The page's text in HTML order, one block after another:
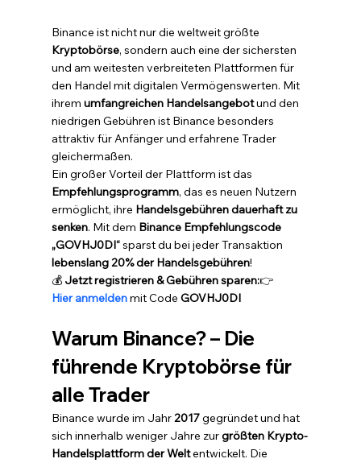
Binance ist nicht nur die weltweit größte
Kryptobörse, sondern auch eine der sichersten
und am weitesten verbreiteten Plattformen für
den Handel mit digitalen Vermögenswerten. Mit
ihrem umfangreichen Handelsangebot und den
niedrigen Gebühren ist Binance besonders
attraktiv für Anfänger und erfahrene Trader
gleichermaßen.
Ein großer Vorteil der Plattform ist das
Empfehlungsprogramm, das es neuen Nutzern
ermöglicht, ihre Handelsgebühren dauerhaft zu
senken. Mit dem Binance Empfehlungscode
„GOVHJ0DI“ sparst du bei jeder Transaktion
lebenslang 20% der Handelsgebühren!
💰 Jetzt registrieren & Gebühren sparen:👉
Hier anmelden mit Code GOVHJ0DI
Warum Binance? – Die
führende Kryptobörse für
alle Trader
Binance wurde im Jahr 2017 gegründet und hat
sich innerhalb weniger Jahre zur größten Krypto-
Handelsplattform der Welt entwickelt. Die